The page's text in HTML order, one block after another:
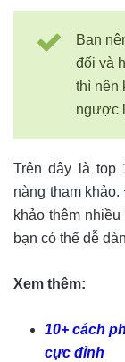
Bạn
đối và
thì nên
ngược
Trên đây là top
nàng tham
khảo thêm
bạn có thể dễ
Xem thêm:
10+ cách
cực đỉnh